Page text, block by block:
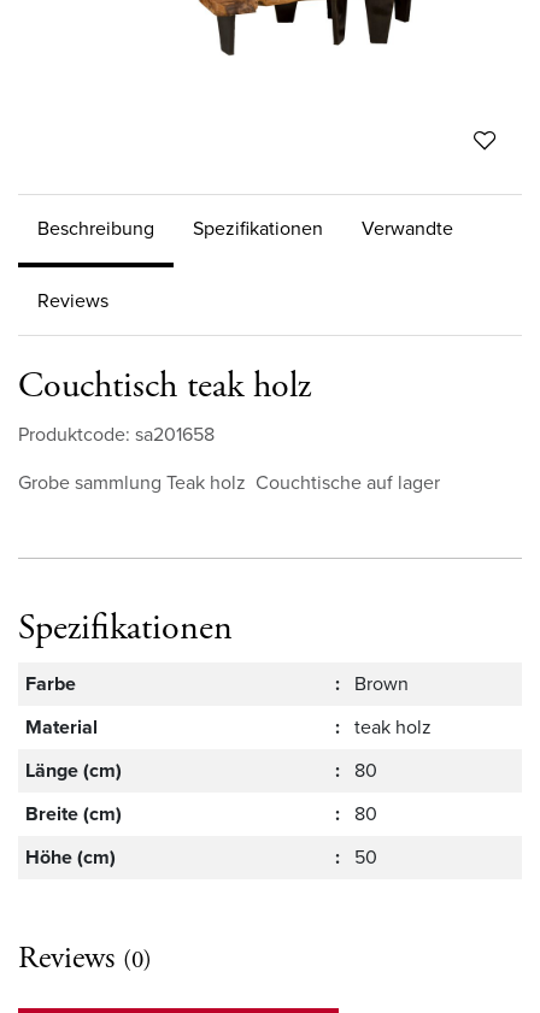
Beschreibung Spezifikationen Verwandte
Reviews
Couchtisch teak holz
Produktcode: sa201658
Grobe sammlung Teak holz Couchtische auf lager
Spezifikationen
Farbe : Brown
Material
: teak holz
Länge (cm)
: 80
Breite (cm)
: 80
Höhe (cm)
: 50
Reviews (0)